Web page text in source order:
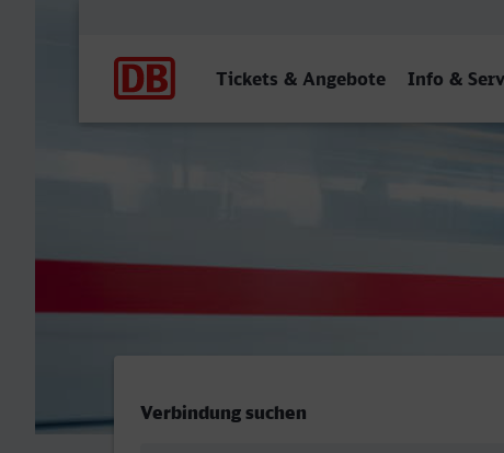
Tickets & Angebote Info &
Hürth-Kalscheuren -
Verbindung suchen